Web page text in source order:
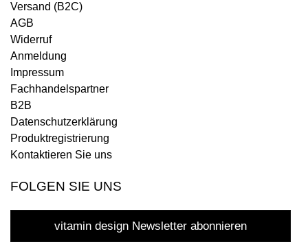
Versand (B2C)
AGB
Widerruf
Anmeldung
Impressum
Fachhandelspartner
B2B
Datenschutzerklärung
Produktregistrierung
Kontaktieren Sie uns
FOLGEN SIE UNS
vitamin design Newsletter abonnieren